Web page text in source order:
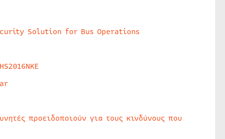
Solution for Bus Operations
προειδοποιούν για τους κινδύνους που